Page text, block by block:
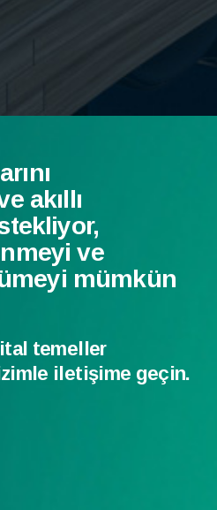
kampüsler
akıllı
ve
mümkün
temeller
iletişime geçin.